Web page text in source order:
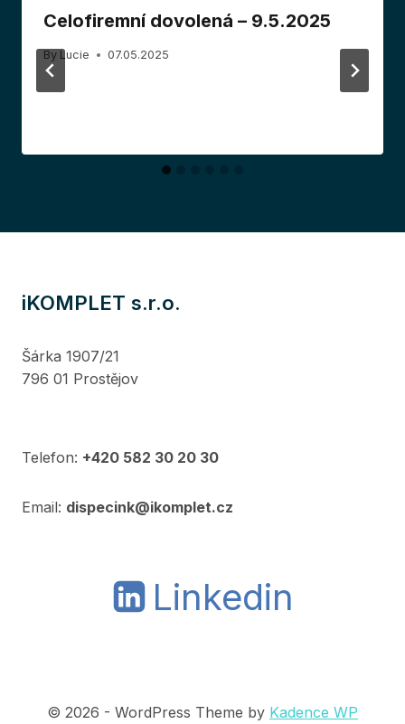
Celofiremní dovolená – 9.5.2025
By Lucie 07.05.2025
iKOMPLET s.r.o.
Šárka 1907/21
796 01 Prostějov
Telefon: +420 582 30 20 30
Email: dispecink@ikomplet.cz
Linkedin
© 2026 - WordPress Theme by Kadence WP